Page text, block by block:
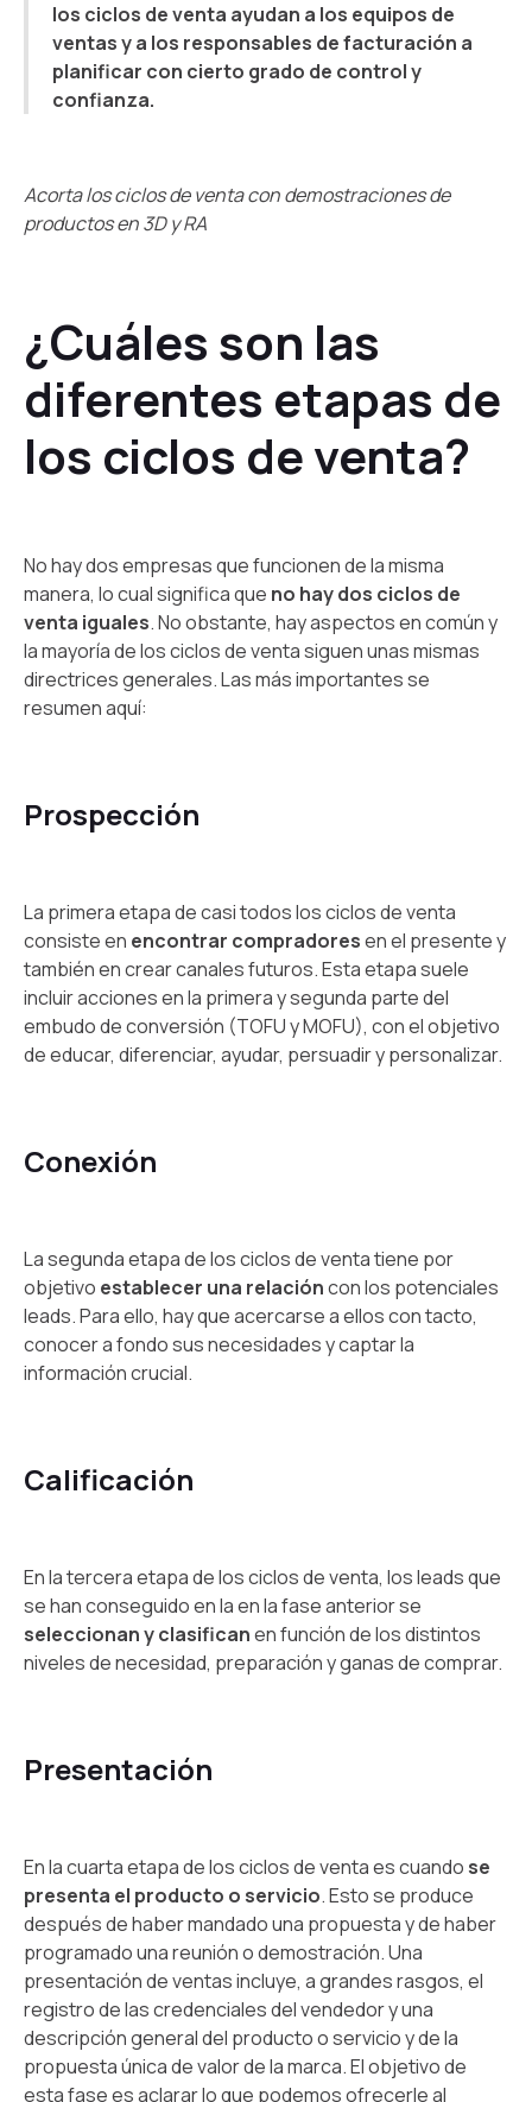
los ciclos de venta ayudan a los equipos de
ventas y a los responsables de facturación a
planificar con cierto grado de control y
confianza.
Acorta los ciclos de venta con demostraciones de
productos en 3D y RA
¿Cuáles son las
diferentes etapas de
los ciclos de venta?
No hay dos empresas que funcionen de la misma
manera, lo cual significa que no hay dos ciclos de
venta iguales. No obstante, hay aspectos en común y
la mayoría de los ciclos de venta siguen unas mismas
directrices generales. Las más importantes se
resumen aquí:
Prospección
La primera etapa de casi todos los ciclos de venta
consiste en encontrar compradoresen el presente y
también en crear canales futuros. Esta etapa suele
incluir acciones en la primera y segunda parte del
embudo de conversión (TOFU y MOFU), con el objetivo
de educar, diferenciar, ayudar, persuadir y personalizar.
Conexión
La segunda etapa de los ciclos de venta tiene por
objetivo establecer una relacióncon los potenciales
leads. Para ello, hay que acercarse a ellos con tacto,
conocer a fondo sus necesidades y captar la
información crucial.
Calificación
En la tercera etapa de los ciclos de venta, los leads que
se han conseguido en la en la fase anterior se
seleccionan y clasificanen función de los distintos
niveles de necesidad, preparación y ganas de comprar.
Presentación
En la cuarta etapa de los ciclos de venta es cuando se
presenta el producto o servicio. Esto se produce
después de haber mandado una propuesta y de haber
programado una reunión o demostración. Una
presentación de ventas incluye, a grandes rasgos, el
registro de las credenciales del vendedor y una
descripción general del producto o servicio y de la
propuesta única de valor de la marca. El objetivo de
esta fase es aclarar lo que podemos ofrecerle al